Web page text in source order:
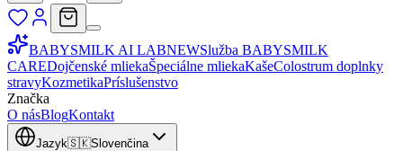
BABYSMILK AI LABNEWSlužba BABYSMILK
CAREDojčenské mliekaŠpeciálne mliekaKašeColostrum doplnky
stravyKozmetikaPríslušenstvo
Značka
O násBlogKontakt
Jazyk🇸🇰Slovenčina